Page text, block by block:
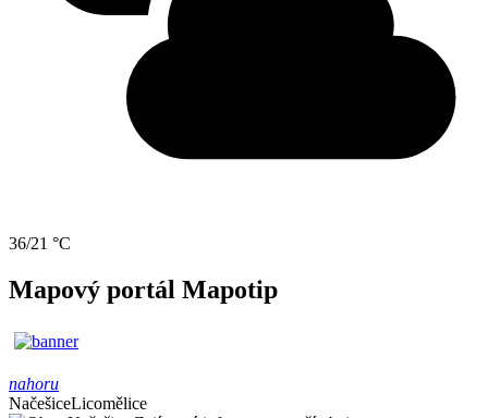
36/21 °C
Mapový portál Mapotip
nahoru
NačešiceLicomělice